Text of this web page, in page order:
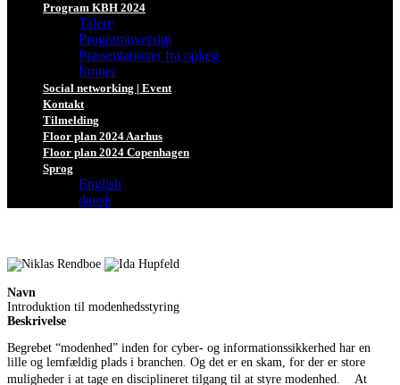
Program KBH 2024
Talere
Programoversigt
Præsentationer fra oplæg
Emner
Social networking | Event
Kontakt
Tilmelding
Floor plan 2024 Aarhus
Floor plan 2024 Copenhagen
Sprog
English
dansk
Navn
Introduktion til modenhedsstyring
Beskrivelse
Begrebet “modenhed” inden for cyber- og informationssikkerhed har en
lille og lemfældig plads i branchen. Og det er en skam, for der er store
muligheder i at tage en disciplineret tilgang til at styre modenhed. At